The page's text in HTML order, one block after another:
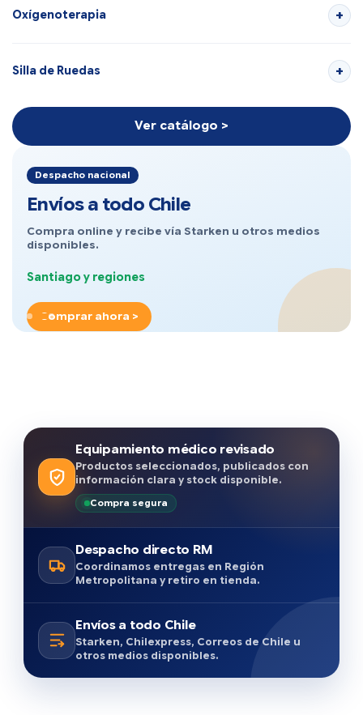
Oxígenoterapia
Silla de Ruedas
Ver catálogo >
Despacho nacional
Envíos a todo Chile
Compra online y recibe vía Starken u otros medios
disponibles.
Santiago y regiones
Comprar ahora >
Equipamiento médico revisado
Productos seleccionados, publicados con
información clara y stock disponible.
Compra segura
Despacho directo RM
Coordinamos entregas en Región
Metropolitana y retiro en tienda.
Envíos a todo Chile
Starken, Chilexpress, Correos de Chile u
otros medios disponibles.